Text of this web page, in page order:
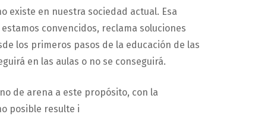
existe en nuestra sociedad actual. Esa
convencidos, reclama soluciones
los primeros pasos de la educación de las
en las aulas o no se conseguirá.
de arena a este propósito, con la
posible resulte i